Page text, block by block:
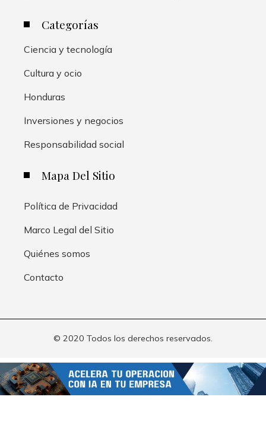
Categorías
Ciencia y tecnología
Cultura y ocio
Honduras
Inversiones y negocios
Responsabilidad social
Mapa Del Sitio
Política de Privacidad
Marco Legal del Sitio
Quiénes somos
Contacto
© 2020 Todos los derechos reservados.